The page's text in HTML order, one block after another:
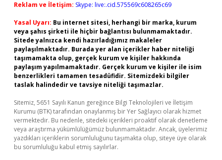
Reklam ve İletişim: Skype: live:.cid.575569c608265c69
Yasal Uyarı: Bu internet sitesi, herhangi bir marka, kurum
veya şahıs şirketi ile hiçbir bağlantısı bulunmamaktadır.
Sitede yalnızca kendi hazırladığımız makaleler
paylaşılmaktadır. Burada yer alan içerikler haber niteliği
taşımamakta olup, gerçek kurum ve kişiler hakkında
paylaşım yapılmamaktadır. Gerçek kurum ve kişiler ile isim
benzerlikleri tamamen tesadüfidir. Sitemizdeki bilgiler
taslak halindedir ve tavsiye niteliği taşımazlar.
Sitemiz, 5651 Sayılı Kanun gereğince Bilgi Teknolojileri ve İletişim
Kurumu (BTK) tarafından onaylanmış bir Yer Sağlayıcı olarak hizmet
vermektedir. Bu nedenle, sitedeki içerikleri proaktif olarak denetleme
veya araştırma yükümlülüğümüz bulunmamaktadır. Ancak, üyelerimiz
yazdıkları içeriklerin sorumluluğunu taşımakta olup, siteye üye olarak
bu sorumluluğu kabul etmiş sayılırlar.